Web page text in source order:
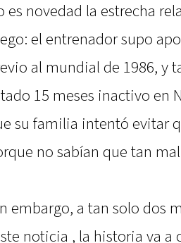
es novedad la estrecha
el entrenador supo
al mundial de 1986, y
15 meses inactivo en
su familia intentó evitar
no sabían que tan
embargo, a tan solo dos
noticia , la historia va a